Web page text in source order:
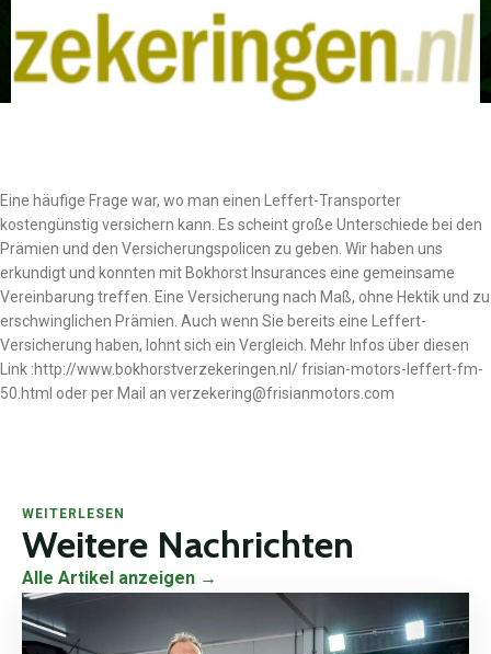
Eine häufige Frage war, wo man einen Leffert-Transporter
kostengünstig versichern kann. Es scheint große Unterschiede bei den
Prämien und den Versicherungspolicen zu geben. Wir haben uns
erkundigt und konnten mit Bokhorst Insurances eine gemeinsame
Vereinbarung treffen. Eine Versicherung nach Maß, ohne Hektik und zu
erschwinglichen Prämien. Auch wenn Sie bereits eine Leffert-
Versicherung haben, lohnt sich ein Vergleich. Mehr Infos über diesen
Link :http://www.bokhorstverzekeringen.nl/ frisian-motors-leffert-fm-
50.html oder per Mail an verzekering@frisianmotors.com
WEITERLESEN
Weitere Nachrichten
Alle Artikel anzeigen →